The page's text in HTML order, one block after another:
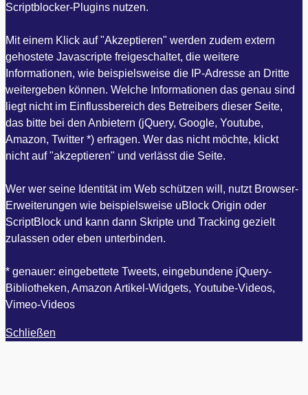
Scriptblocker-Plugins nutzen.
Mit einem Klick auf "Akzeptieren" werden zudem extern
gehostete Javascripte freigeschaltet, die weitere
Informationen, wie beispielsweise die IP-Adresse an Dritte
weitergeben können. Welche Informationen das genau sind
liegt nicht im Einflussbereich des Betreibers dieser Seite,
das bitte bei den Anbietern (jQuery, Google, Youtube,
Amazon, Twitter *) erfragen. Wer das nicht möchte, klickt
nicht auf "akzeptieren" und verlässt die Seite.
Wer wer seine Identität im Web schützen will, nutzt Browser-
Erweiterungen wie beispielsweise uBlock Origin oder
ScriptBlock und kann dann Skripte und Tracking gezielt
zulassen oder eben unterbinden.
* genauer: eingebettete Tweets, eingebundene jQuery-
Bibliotheken, Amazon Artikel-Widgets, Youtube-Videos,
Vimeo-Videos
Schließen